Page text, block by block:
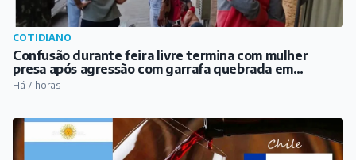
COTIDIANO
Confusão durante feira livre termina com mulher
presa após agressão com garrafa quebrada em
Barbacena
Há 7 horas